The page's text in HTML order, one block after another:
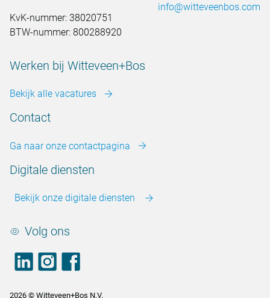
KvK-nummer: 38020751
BTW-nummer: 800288920
info@witteveenbos.com
Werken bij Witteveen+Bos
Bekijk alle vacatures
Contact
Ga naar onze contactpagina
Digitale diensten
Bekijk onze digitale diensten
Volg ons
LinkedInfooter.instagram
2026 © Witteveen+Bos N.V.